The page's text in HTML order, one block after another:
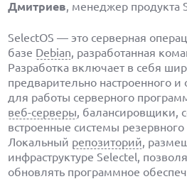
Дмитриев, менеджер продукта
SelectOS — это серверная
базе Debian, разработанная
Разработка включает в себя
предварительно настроенного
для работы серверного
веб-серверы, балансировщики,
встроенные системы
Локальный репозиторий,
инфраструктуре Selectel,
обновлять программное